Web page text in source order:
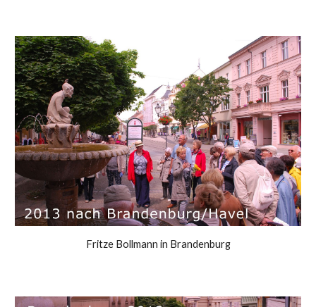
Fritze Bollmann in Brandenburg